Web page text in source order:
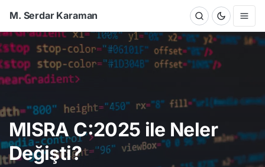
M. Serdar Karaman
MISRA C:2025 ile Neler
Değişti?